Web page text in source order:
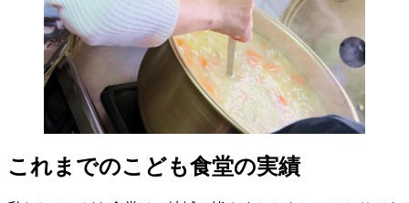
これまでのこども食堂の実績